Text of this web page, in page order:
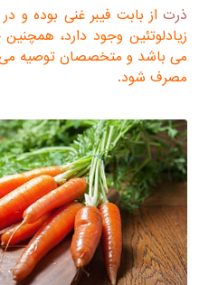
ذرتاز بابت فیبر غنی بوده و
زیادلوتئین وجود دارد،
می باشد و متخصصان توصیه
مصرف شود.